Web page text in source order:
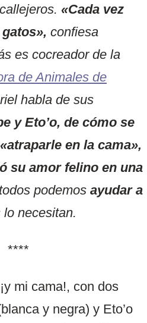
«Cada vez
confiesa
es cocreador de la
de Animales de
habla de sus
y Eto’o, de cómo se
en la cama»,
su amor felino en una
podemos ayudar a
lo necesitan.
****
mi cama!, con dos
y negra) y Eto’o